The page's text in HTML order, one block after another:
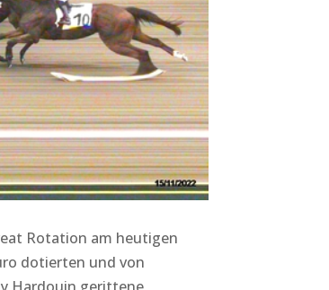
Rotation am heutigen
dotierten und von